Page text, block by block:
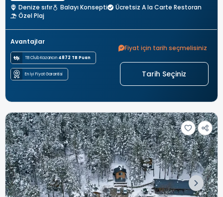
Denize sıfır Balayı Konsepti
Ücretsiz A la Carte Restoran
Özel Plaj
Avantajlar
TB Club Kazancın 4872 TB Puan
En İyi Fiyat Garantisi
Fiyat için tarih seçmelisiniz
Tarih Seçiniz